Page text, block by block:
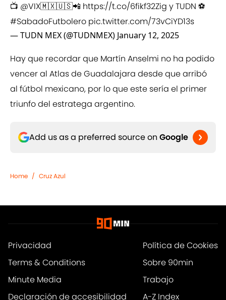
📺 @VIX🇲🇽🇺🇸📲 https://t.co/6fikf32Zig y TUDN ⚽️
#SabadoFutbolero pic.twitter.com/73vCiYD13s
— TUDN MEX (@TUDNMEX) January 12, 2025
Hay que recordar que Martín Anselmi no ha podido
vencer al Atlas de Guadalajara desde que arribó
al fútbol mexicano, por lo que este sería el primer
triunfo del estratega argentino.
Add us as a preferred source on Google
Home / Cruz Azul
Privacidad
Política de Cookies
Terms & Conditions
Sobre 90min
Minute Media
Trabajo
Declaración de accesibilidad
A-Z Index